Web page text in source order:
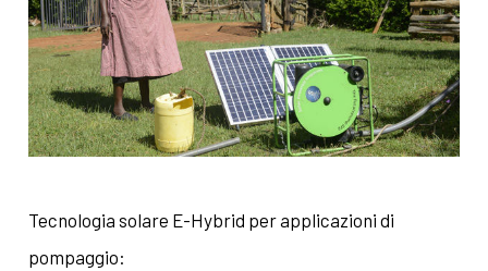
Tecnologia solare E-Hybrid per applicazioni di
pompaggio: